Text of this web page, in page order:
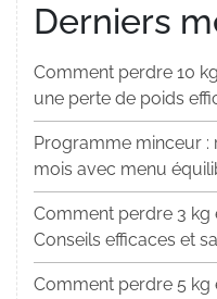
Derniers
Comment perdre 10
une perte de poids
Programme minceur :
mois avec menu
Comment perdre 3 kg
Conseils efficaces et
Comment perdre 5 kg